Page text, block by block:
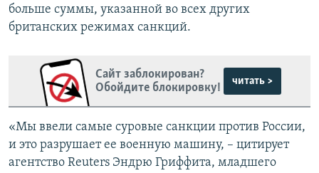
больше суммы, указанной во всех других
британских режимах санкций.
Сайт заблокирован?
Обойдите блокировку!
читать >
«Мы ввели самые суровые санкции против России,
и это разрушает ее военную машину, – цитирует
агентство Reuters Эндрю Гриффита, младшего